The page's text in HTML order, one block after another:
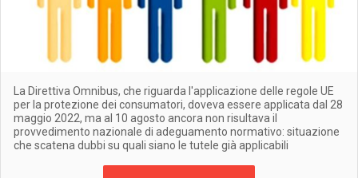
La Direttiva Omnibus, che riguarda l'applicazione delle regole UE
per la protezione dei consumatori, doveva essere applicata dal 28
maggio 2022, ma al 10 agosto ancora non risultava il
provvedimento nazionale di adeguamento normativo: situazione
che scatena dubbi su quali siano le tutele già applicabili